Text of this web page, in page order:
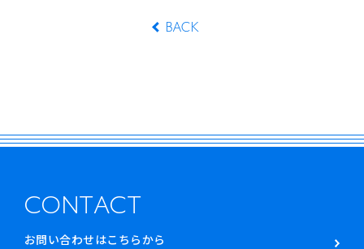
BACK
CONTACT
お問い合わせはこちらから